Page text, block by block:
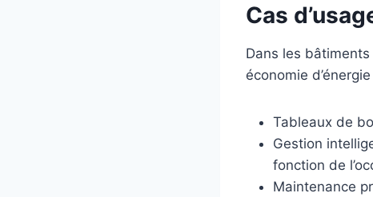
Cas
Dans les
économie d’énergie
Tableaux de
Gestion
fonction de
Maintenance